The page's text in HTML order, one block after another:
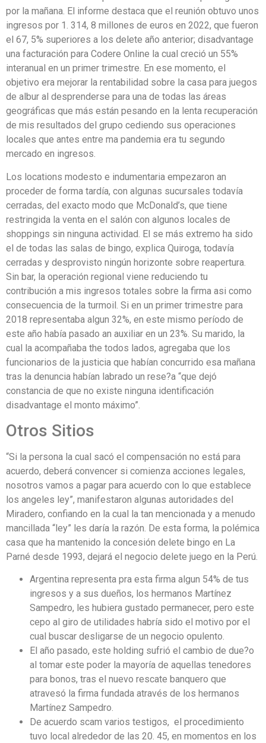
por la mañana. El informe destaca que el reunión obtuvo unos
ingresos por 1. 314, 8 millones de euros en 2022, que fueron
el 67, 5% superiores a los delete año anterior; disadvantage
una facturación para Codere Online la cual creció un 55%
interanual en un primer trimestre. En ese momento, el
objetivo era mejorar la rentabilidad sobre la casa para juegos
de albur al desprenderse para una de todas las áreas
geográficas que más están pesando en la lenta recuperación
de mis resultados del grupo cediendo sus operaciones
locales que antes entre ma pandemia era tu segundo
mercado en ingresos.
Los locations modesto e indumentaria empezaron an
proceder de forma tardía, con algunas sucursales todavía
cerradas, del exacto modo que McDonald’s, que tiene
restringida la venta en el salón con algunos locales de
shoppings sin ninguna actividad. El se más extremo ha sido
el de todas las salas de bingo, explica Quiroga, todavía
cerradas y desprovisto ningún horizonte sobre reapertura.
Sin bar, la operación regional viene reduciendo tu
contribución a mis ingresos totales sobre la firma asi como
consecuencia de la turmoil. Si en un primer trimestre para
2018 representaba algun 32%, en este mismo período de
este año había pasado an auxiliar en un 23%. Su marido, la
cual la acompañaba the todos lados, agregaba que los
funcionarios de la justicia que habían concurrido esa mañana
tras la denuncia habían labrado un rese?a “que dejó
constancia de que no existe ninguna identificación
disadvantage el monto máximo”.
Otros Sitios
“Si la persona la cual sacó el compensación no está para
acuerdo, deberá convencer si comienza acciones legales,
nosotros vamos a pagar para acuerdo con lo que establece
los angeles ley”, manifestaron algunas autoridades del
Miradero, confiando en la cual la tan mencionada y a menudo
mancillada “ley” les daría la razón. De esta forma, la polémica
casa que ha mantenido la concesión delete bingo en La
Parné desde 1993, dejará el negocio delete juego en la Perú.
Argentina representa pra esta firma algun 54% de tus
ingresos y a sus dueños, los hermanos Martínez
Sampedro, les hubiera gustado permanecer, pero este
cepo al giro de utilidades habría sido el motivo por el
cual buscar desligarse de un negocio opulento.
El año pasado, este holding sufrió el cambio de due?o
al tomar este poder la mayoría de aquellas tenedores
para bonos, tras el nuevo rescate banquero que
atravesó la firma fundada através de los hermanos
Martínez Sampedro.
De acuerdo scam varios testigos, el procedimiento
tuvo local alrededor de las 20. 45, en momentos en los